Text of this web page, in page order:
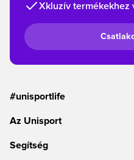
Xkluzív termékekhez
#unisportlife
Az Unisport
Segítség